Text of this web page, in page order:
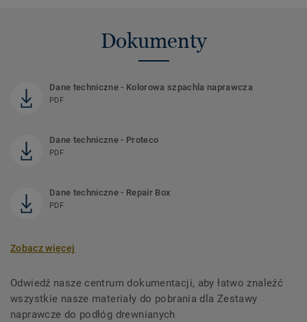
Dokumenty
Dane techniczne - Kolorowa szpachla naprawcza
PDF
Dane techniczne - Proteco
PDF
Dane techniczne - Repair Box
PDF
Zobacz więcej
Odwiedź nasze centrum dokumentacji, aby łatwo znaleźć
wszystkie nasze materiały do ​​pobrania dla Zestawy
naprawcze do podłóg drewnianych